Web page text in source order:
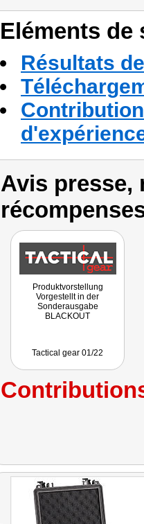
Eléments
Résultats
Avis presse,
Produktvorstellung
Vorgestellt in der
Sonderausgabe
BLACKOUT
Tactical gear 01/22